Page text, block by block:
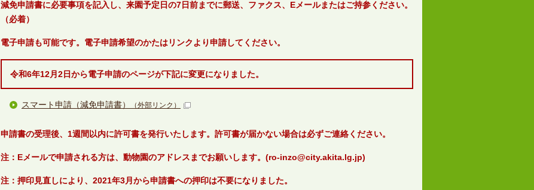
減免申請書に必要事項を記入し、来園予定日の7日前までに郵送、ファクス、Eメールまたはご持参ください。
（必着）
電子申請も可能です。電子申請希望のかたはリンクより申請してください。
令和6年12月2日から電子申請のページが下記に変更になりました。
スマート申請（減免申請書） （外部リンク）
申請書の受理後、1週間以内に許可書を発行いたします。許可書が届かない場合は必ずご連絡ください。
注：Eメールで申請される方は、動物園のアドレスまでお願いします。(ro-inzo@city.akita.lg.jp)
注：押印見直しにより、2021年3月から申請書への押印は不要になりました。